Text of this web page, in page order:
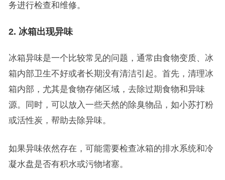
务进行检查和维修。
2. 冰箱出现异味
冰箱异味是一个比较常见的问题，通常由食物变质、冰
箱内部卫生不好或者长期没有清洁引起。首先，清理冰
箱内部，尤其是食物存储区域，去除过期食物和异味
源。同时，可以放入一些天然的除臭物品，如小苏打粉
或活性炭，帮助去除异味。
如果异味依然存在，可能需要检查冰箱的排水系统和冷
凝水盘是否有积水或污物堵塞。